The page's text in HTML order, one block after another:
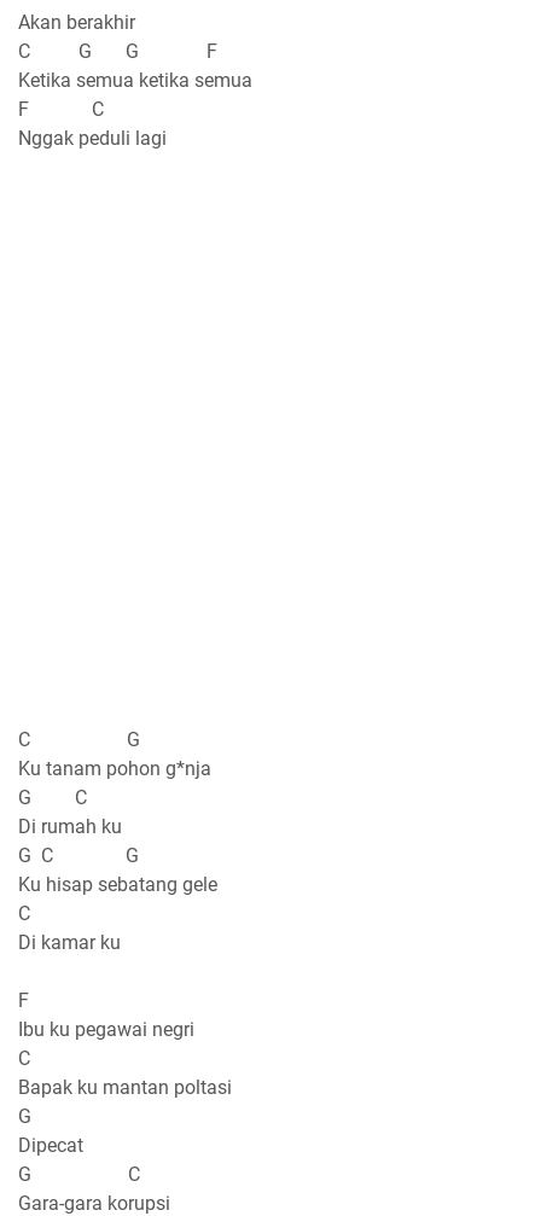
Akan berakhir
C G G F
Ketika semua ketika semua
F C
Nggak peduli lagi
C G
Ku tanam pohon g*nja
G C
Di rumah ku
G C G
Ku hisap sebatang gele
C
Di kamar ku
F
Ibu ku pegawai negri
C
Bapak ku mantan poltasi
G
Dipecat
G C
Gara-gara korupsi